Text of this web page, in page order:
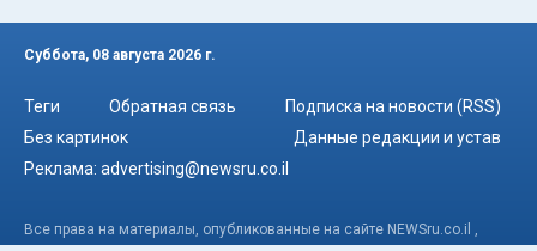
Суббота, 08 августа 2026 г.
Теги Обратная связь
Подписка на новости (RSS)
Без картинок
Данные редакции и устав
Реклама: advertising@newsru.co.il
Все права на материалы, опубликованные на сайте NEWSru.co.il ,